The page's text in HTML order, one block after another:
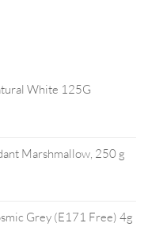
White 125G
Marshmallow, 250 g
Grey (E171 Free) 4g